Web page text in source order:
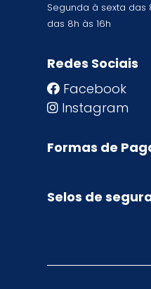
Segunda à sexta das
das 8h às 16h
Redes Sociais
Facebook
Instagram
Formas de
Selos de